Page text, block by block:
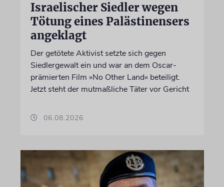
Israelischer Siedler wegen
Tötung eines Palästinensers
angeklagt
Der getötete Aktivist setzte sich gegen
Siedlergewalt ein und war an dem Oscar-
prämierten Film »No Other Land« beteiligt.
Jetzt steht der mutmaßliche Täter vor Gericht
06.08.2026